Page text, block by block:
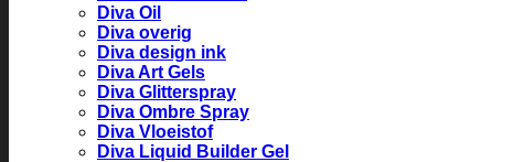
Diva Oil
Diva overig
Diva design ink
Diva Art Gels
Diva Glitterspray
Diva Ombre Spray
Diva Vloeistof
Diva Liquid Builder Gel